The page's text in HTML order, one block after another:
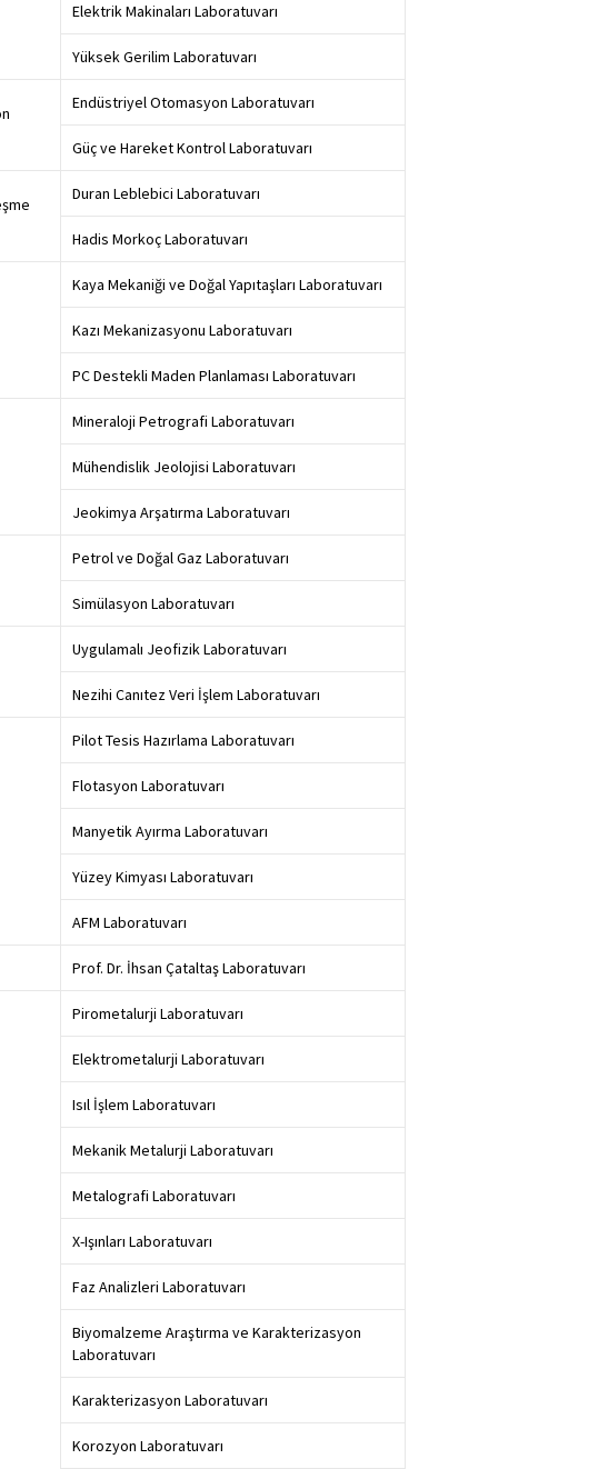
Elektrik Makinaları Laboratuvarı
Yüksek Gerilim Laboratuvarı
Endüstriyel Otomasyon Laboratuvarı
Güç ve Hareket Kontrol Laboratuvarı
Duran Leblebici Laboratuvarı
Hadis Morkoç Laboratuvarı
Kaya Mekaniği ve Doğal Yapıtaşları Laboratuvarı
Kazı Mekanizasyonu Laboratuvarı
PC Destekli Maden Planlaması Laboratuvarı
Mineraloji Petrografi Laboratuvarı
Mühendislik Jeolojisi Laboratuvarı
Jeokimya Arşatırma Laboratuvarı
Petrol ve Doğal Gaz Laboratuvarı
Simülasyon Laboratuvarı
Uygulamalı Jeofizik Laboratuvarı
Nezihi Canıtez Veri İşlem Laboratuvarı
Pilot Tesis Hazırlama Laboratuvarı
Flotasyon Laboratuvarı
Manyetik Ayırma Laboratuvarı
Yüzey Kimyası Laboratuvarı
AFM Laboratuvarı
Prof. Dr. İhsan Çataltaş Laboratuvarı
Pirometalurji Laboratuvarı
Elektrometalurji Laboratuvarı
Isıl İşlem Laboratuvarı
Mekanik Metalurji Laboratuvarı
Metalografi Laboratuvarı
X-Işınları Laboratuvarı
Faz Analizleri Laboratuvarı
Biyomalzeme Araştırma ve Karakterizasyon
Laboratuvarı
Karakterizasyon Laboratuvarı
Korozyon Laboratuvarı